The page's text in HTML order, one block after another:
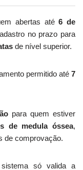
abertas até6 de
no prazo para
de nível superior.
permitido até7
para quem estiver
de medula óssea,
de comprovação.
só valida a